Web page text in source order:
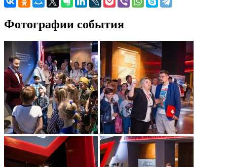
Фотографии события